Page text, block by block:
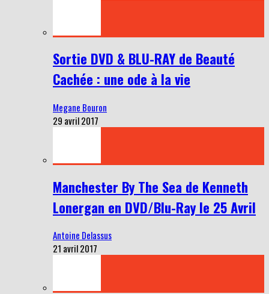
Sortie DVD & BLU-RAY de Beauté
Cachée : une ode à la vie
Megane Bouron
29 avril 2017
Manchester By The Sea de Kenneth
Lonergan en DVD/Blu-Ray le 25 Avril
Antoine Delassus
21 avril 2017